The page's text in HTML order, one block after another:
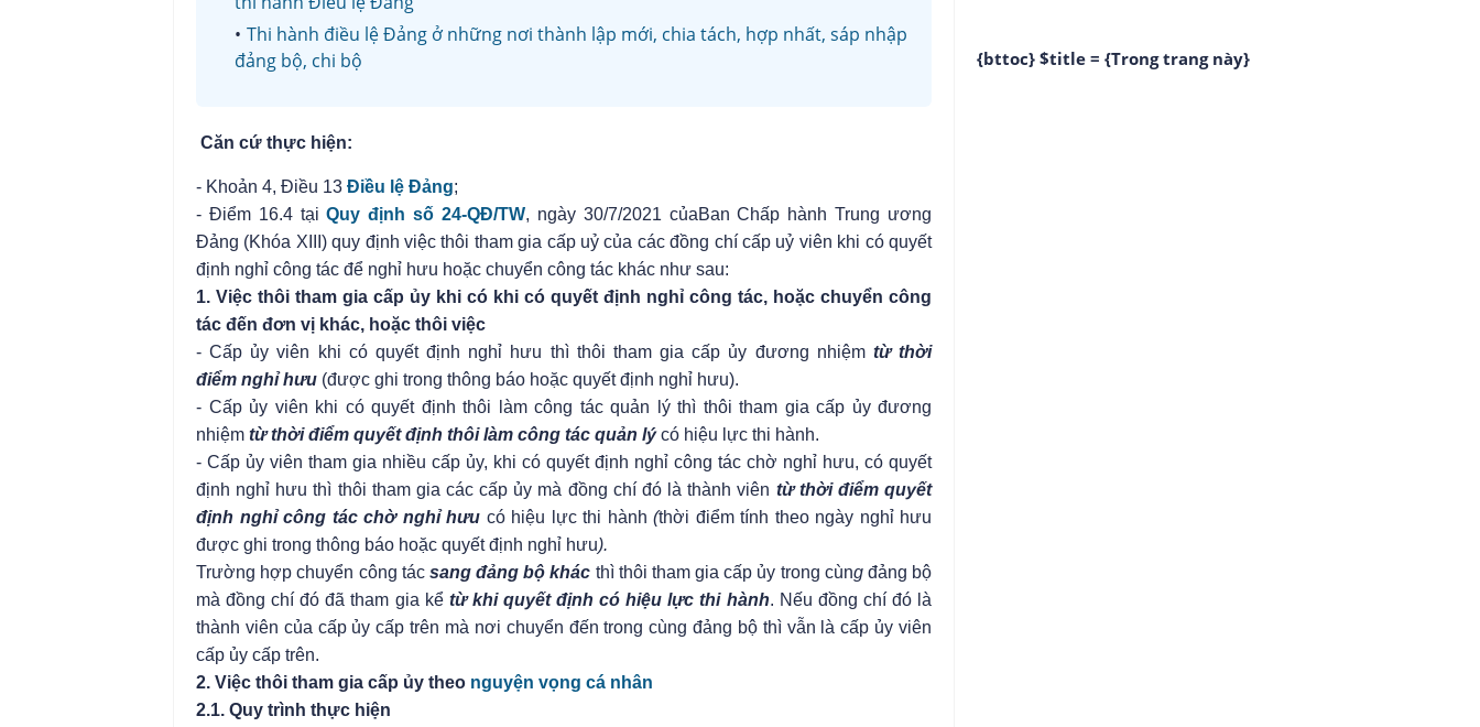
Thi hành điều lệ Đảng ở những nơi thành lập mới, chia tách, hợp nhất, sáp nhập
đảng bộ, chi bộ
Căn cứ thực hiện:
- Khoản 4, Điều 13 Điều lệ Đảng;
- Điểm 16.4 tạiQuy định số 24-QĐ/TW, ngày 30/7/2021 củaBan Chấp hành Trung ương
Đảng (Khóa XIII) quy định việc thôi tham gia cấp uỷ của các đồng chí cấp uỷ viên khi có quyết
định nghỉ công tác để nghỉ hưu hoặc chuyển công tác khác như sau:
1. Việc thôi tham gia cấp ủy khi có khi có quyết định nghỉ công tác, hoặc chuyển công
tác đến đơn vị khác, hoặc thôi việc
- Cấp ủy viên khi có quyết định nghỉ hưu thì thôi tham gia cấp ủy đương nhiệm từ thời
điểm nghỉ hưu (được ghi trong thông báo hoặc quyết định nghỉ hưu).
- Cấp ủy viên khi có quyết định thôi làm công tác quản lý thì thôi tham gia cấp ủy đương
nhiệm từ thời điểm quyết định thôi làm công tác quản lýcó hiệu lực thi hành.
- Cấp ủy viên tham gia nhiều cấp ủy, khi có quyết định nghỉ công tác chờ nghỉ hưu, có quyết
định nghỉ hưu thì thôi tham gia các cấp ủy mà đồng chí đó là thành viên từ thời điểm quyết
định nghỉ công tác chờ nghỉ hưu có hiệu lực thi hành (thời điểm tính theo ngày nghỉ hưu
được ghi trong thông báo hoặc quyết định nghỉ hưu).
Trường hợp chuyển công tác sang đảng bộ khác thì thôi tham gia cấp ủy trong cùng đảng bộ
mà đồng chí đó đã tham gia kể từ khi quyết định có hiệu lực thi hành. Nếu đồng chí đó là
thành viên của cấp ủy cấp trên mà nơi chuyển đến trong cùng đảng bộ thì vẫn là cấp ủy viên
cấp ủy cấp trên.
2. Việc thôi tham gia cấp ủy theo nguyện vọng cá nhân
2.1. Quy trình thực hiện
{bttoc} $title = {Trong trang này}